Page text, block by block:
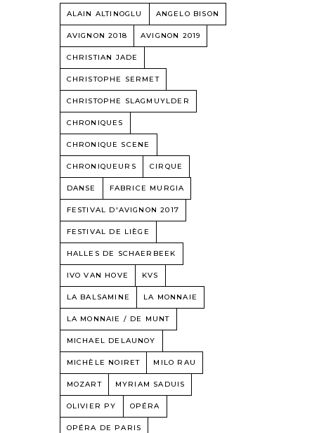
ALAIN ALTINOGLU ANGELO BISON
AVIGNON 2018 AVIGNON 2019
CHRISTIAN JADE
CHRISTOPHE SERMET
CHRISTOPHE SLAGMUYLDER
CHRONIQUES
CHRONIQUE SCENE
CHRONIQUEURS CIRQUE
DANSE FABRICE MURGIA
FESTIVAL D'AVIGNON 2017
FESTIVAL DE LIÈGE
HALLES DE SCHAERBEEK
IVO VAN HOVE KVS
LA BALSAMINE LA MONNAIE
LA MONNAIE / DE MUNT
MICHAEL DELAUNOY
MICHÈLE NOIRET MILO RAU
MOZART MYRIAM SADUIS
OLIVIER PY OPÉRA
OPÉRA DE PARIS